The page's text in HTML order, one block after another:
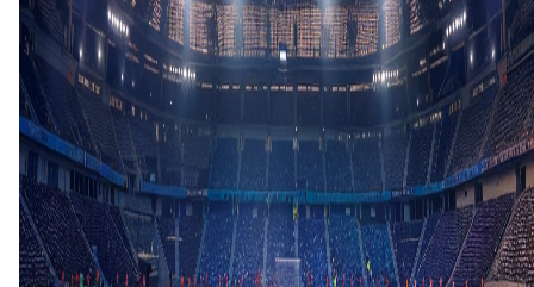
Lillestroem
FK Haugesund
71
22 feb
2025
Lillestroem
FK Haugesund
11
3 nov2024